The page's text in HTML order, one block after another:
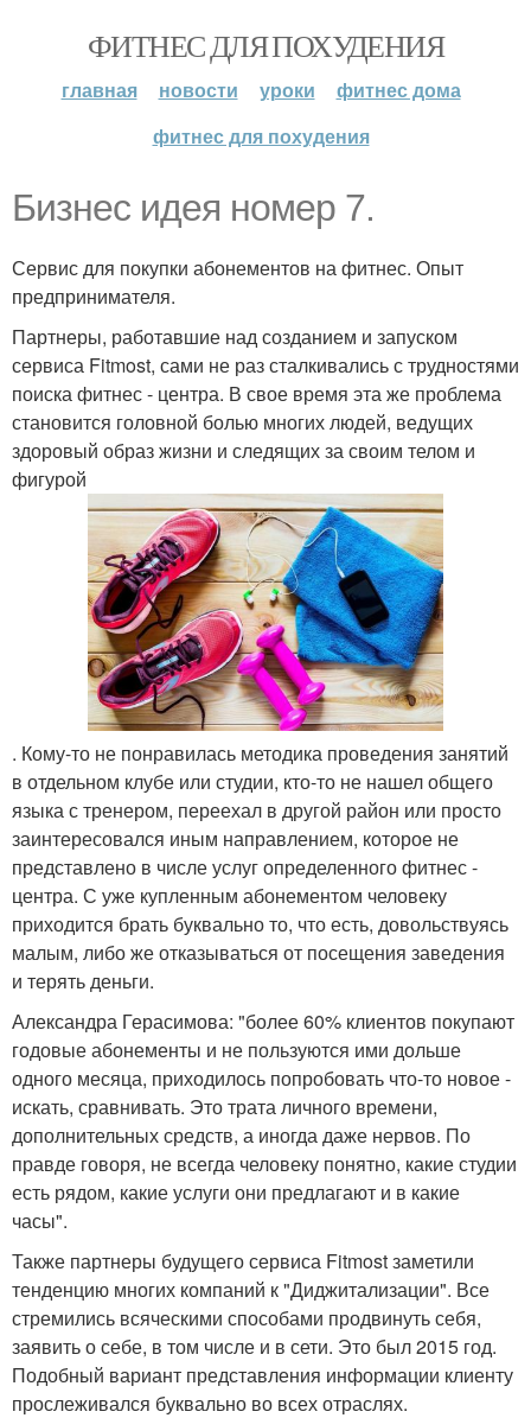
ФИТНЕС ДЛЯ ПОХУДЕНИЯ
главная новости уроки
фитнес дома
фитнес для похудения
Бизнес идея номер 7.
Сервис для покупки абонементов на фитнес. Опыт
предпринимателя.
Партнеры, работавшие над созданием и запуском
сервиса Fitmost, сами не раз сталкивались с трудностями
поиска фитнес - центра. В свое время эта же проблема
становится головной болью многих людей, ведущих
здоровый образ жизни и следящих за своим телом и
фигурой
. Кому-то не понравилась методика проведения занятий
в отдельном клубе или студии, кто-то не нашел общего
языка с тренером, переехал в другой район или просто
заинтересовался иным направлением, которое не
представлено в числе услуг определенного фитнес -
центра. С уже купленным абонементом человеку
приходится брать буквально то, что есть, довольствуясь
малым, либо же отказываться от посещения заведения
и терять деньги.
Александра Герасимова: "более 60% клиентов покупают
годовые абонементы и не пользуются ими дольше
одного месяца, приходилось попробовать что-то новое -
искать, сравнивать. Это трата личного времени,
дополнительных средств, а иногда даже нервов. По
правде говоря, не всегда человеку понятно, какие студии
есть рядом, какие услуги они предлагают и в какие
часы".
Также партнеры будущего сервиса Fitmost заметили
тенденцию многих компаний к "Диджитализации". Все
стремились всяческими способами продвинуть себя,
заявить о себе, в том числе и в сети. Это был 2015 год.
Подобный вариант представления информации клиенту
прослеживался буквально во всех отраслях.